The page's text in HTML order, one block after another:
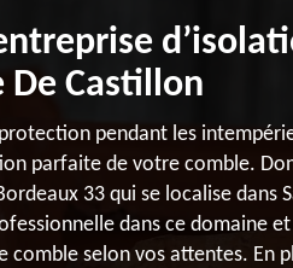
De Castillon
pendant les
parfaite de votre comble.
33 qui se localise dans
dans ce domaine
selon vos attentes. En